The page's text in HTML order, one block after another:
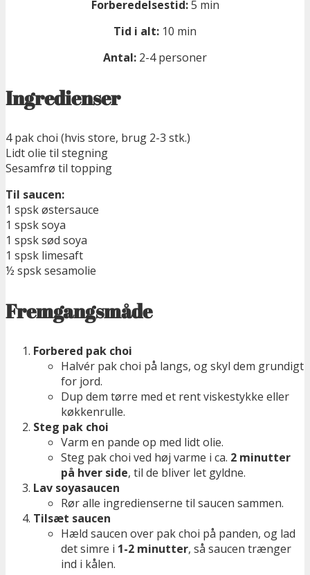
Forberedelsestid:5 min
Tid i alt: 10 min
Antal: 2-4 personer
Ingredienser
4 pak choi (hvis store, brug 2-3 stk.)
Lidt olie til stegning
Sesamfrø til topping
Til saucen:
1 spsk østersauce
1 spsk soya
1 spsk sød soya
1 spsk limesaft
½ spsk sesamolie
Fremgangsmåde
Forbered pak choi
Halvér pak choi på langs, og skyl dem grundigt
for jord.
Dup dem tørre med et rent viskestykke eller
køkkenrulle.
Steg pak choi
Varm en pande op med lidt olie.
Steg pak choi ved høj varme i ca. 2 minutter
på hver side, til de bliver let gyldne.
Lav soyasaucen
Rør alle ingredienserne til saucen sammen.
Tilsæt saucen
Hæld saucen over pak choi på panden, og lad
det simre i 1-2 minutter, så saucen trænger
ind i kålen.